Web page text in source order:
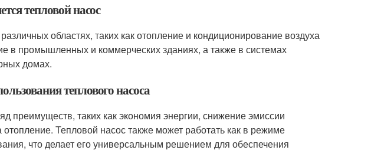
тепловой насос
областях, таких как отопление и кондиционирование воздуха
в промышленных и коммерческих зданиях, а также в системах
домах.
теплового насоса
преимуществ, таких как экономия энергии, снижение эмиссии
Тепловой насос также может работать как в режиме
что делает его универсальным решением для обеспечения